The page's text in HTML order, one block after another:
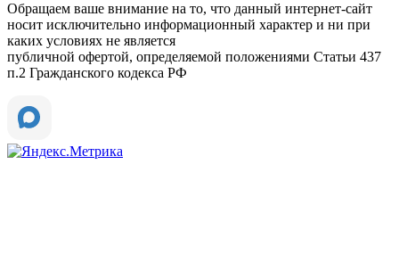
Обращаем ваше внимание на то, что данный интернет-сайт
носит исключительно информационный характер и ни при
каких условиях не является
публичной офертой, определяемой положениями Статьи 437
п.2 Гражданского кодекса РФ